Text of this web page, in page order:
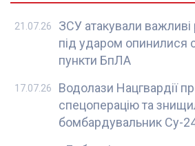
ЗСУ атакували важливі
під ударом опинилися
пункти БпЛА
21.07.26
Водолази Нацгвардії
спецоперацію та
бомбардувальник Су-
17.07.26